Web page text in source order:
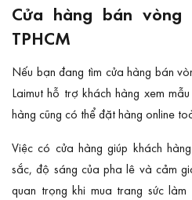
Cửa hàng bán
TPHCM
Nếu bạn đang tìm cửa hàng bán
Laimut hỗ trợ khách hàng xem
hàng cũng có thể đặt hàng online
Việc có cửa hàng giúp khách
sắc, độ sáng của pha lê và cảm
quan trọng khi mua trang sức